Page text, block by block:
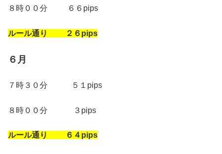
８時００分 ６６pips
ルール通り ２６pips
６月
７時３０分 ５１pips
８時００分 ３pips
ルール通り ６４pips